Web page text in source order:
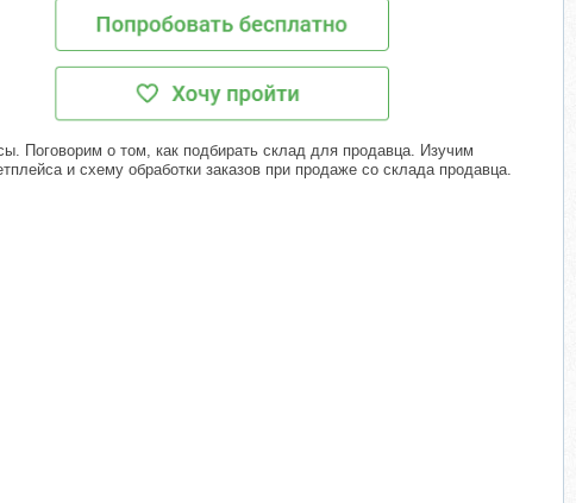
Поговорим о том, как подбирать склад для продавца. Изучим
и схему обработки заказов при продаже со склада продавца.